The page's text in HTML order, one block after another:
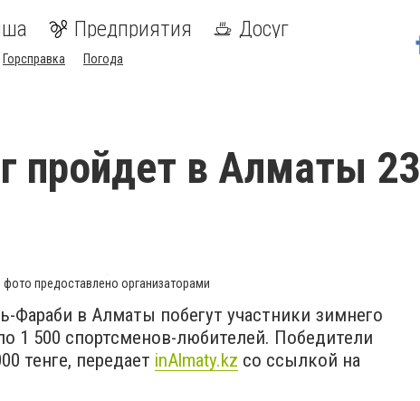
Предприятия Досуг
Горсправка Погода
пройдет в Алматы 23
фото предоставлено организаторами
Фараби в Алматы побегут участники зимнего
1 500 спортсменов-любителей. Победители
тенге, передает inAlmaty.kz со ссылкой на